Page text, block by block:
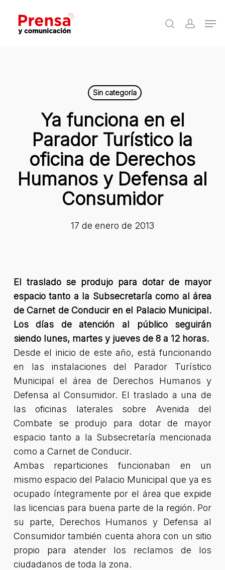
main
search
Sin categoría
Ya funciona en el
Parador Turístico la
oficina de Derechos
Humanos y Defensa al
Consumidor
17 de enero de 2013
El traslado se produjo para dotar de mayor
espacio tanto a la Subsecretaría como al área
de Carnet de Conducir en el Palacio Municipal.
Los días de atención al público seguirán
siendo lunes, martes y jueves de 8 a 12 horas.
Desde el inicio de este año, está funcionando
en las instalaciones del Parador Turístico
Municipal el área de Derechos Humanos y
Defensa al Consumidor. El traslado a una de
las oficinas laterales sobre Avenida del
Combate se produjo para dotar de mayor
espacio tanto a la Subsecretaría mencionada
como a Carnet de Conducir.
Ambas reparticiones funcionaban en un
mismo espacio del Palacio Municipal que ya es
ocupado íntegramente por el área que expide
las licencias para buena parte de la región. Por
su parte, Derechos Humanos y Defensa al
Consumidor también cuenta ahora con un sitio
propio para atender los reclamos de los
ciudadanos de toda la zona.